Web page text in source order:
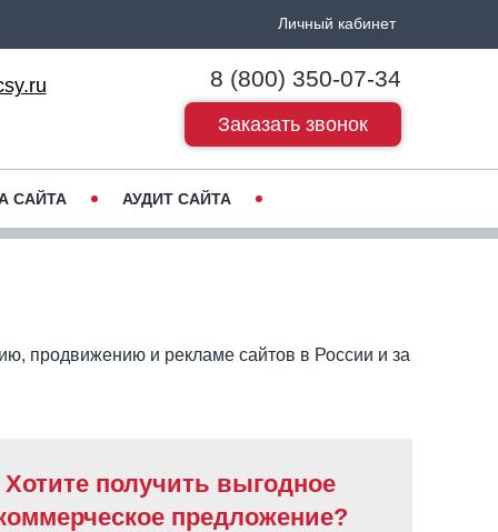
Личный кабинет
8 (800) 350-07-34
Заказать звонок
САЙТА АУДИТ САЙТА
продвижению и рекламе сайтов в России и за
Хотите получить выгодное
предложение?